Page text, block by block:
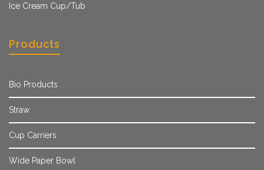
Ice Cream Cup/Tub
Products
Bio Products
Straw
Cup Carriers
Wide Paper Bowl